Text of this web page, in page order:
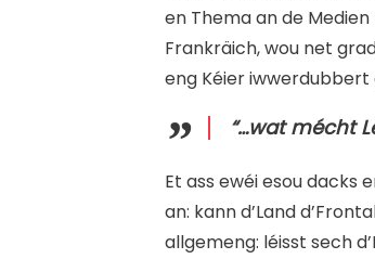
en Thema an de
Frankräich, wou net
eng Kéier iwwerdubbert
“…wat mécht
Et ass ewéi esou dacks
an: kann d’Land
allgemeng: léisst sech